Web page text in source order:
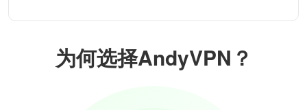
为何选择AndyVPN？